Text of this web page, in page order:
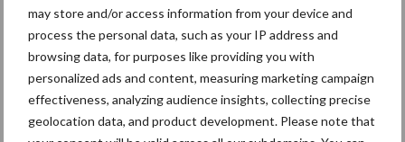
may store and/or access information from your device and
process the personal data, such as your IP address and
browsing data, for purposes like providing you with
personalized ads and content, measuring marketing campaign
effectiveness, analyzing audience insights, collecting precise
geolocation data, and product development. Please note that
de belangrijkste pijlers van de kasstroom (melkprijs en saldo)
verwijzen wij graag naar de publicatieop Agrimatie van
Wageningen Economic Research.
Bron: ABN AMRO
Aanbevolen voor jou!